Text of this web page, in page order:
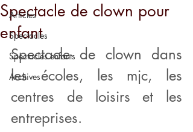
Articles
Spectacles
Spectacles enfants
Archives
Spectacle de clown pour
enfant
Spectacle de clown dans
les écoles, les mjc, les
centres de loisirs et les
entreprises.